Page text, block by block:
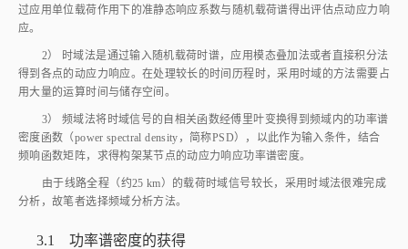
过应用单位载荷作用下的准静态响应系数与随机载荷谱得出评估点动应力响
应。
2） 时域法是通过输入随机载荷时谱，应用模态叠加法或者直接积分法
得到各点的动应力响应。在处理较长的时间历程时，采用时域的方法需要占
用大量的运算时间与储存空间。
3） 频域法将时域信号的自相关函数经傅里叶变换得到频域内的功率谱
密度函数（power spectral density，简称PSD），以此作为输入条件，结合
频响函数矩阵，求得构架某节点的动应力响应功率谱密度。
由于线路全程（约25 km）的载荷时域信号较长，采用时域法很难完成
分析，故笔者选择频域分析方法。
3.1 功率谱密度的获得